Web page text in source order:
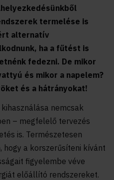
termelése is
alternatív
ha a fűtést is
fedezni. De mikor
és mikor a napelem?
és a hátrányokat!
nemcsak
– megfelelő tervezés
is. Természetesen
hogy a korszerűsíteni kívánt
figyelembe véve
előállító rendszereket.